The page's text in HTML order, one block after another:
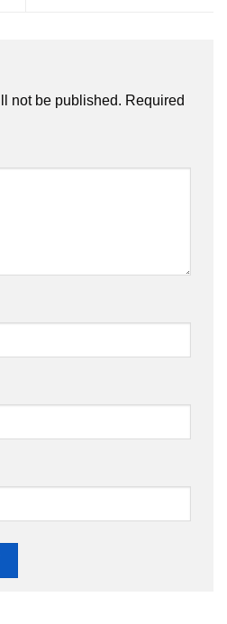
not be published. Required